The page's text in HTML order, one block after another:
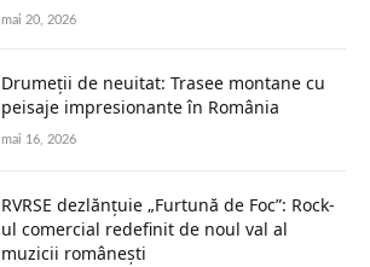
mai 20, 2026
Drumeții de neuitat: Trasee montane cu
peisaje impresionante în România
mai 16, 2026
RVRSE dezlănțuie „Furtună de Foc”: Rock-
ul comercial redefinit de noul val al
muzicii românești